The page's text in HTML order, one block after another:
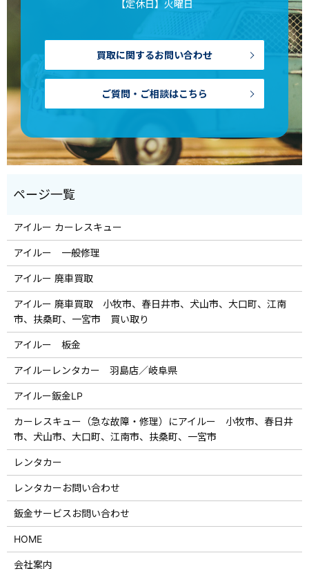
【定休日】火曜日
買取に関するお問い合わせ
ご質問・ご相談はこちら
アイルー カーレスキュー
アイルー 一般修理
アイルー 廃車買取
アイルー 廃車買取 小牧市、春日井市、犬山市、大口町、江南
市、扶桑町、一宮市 買い取り
アイルー 板金
アイルーレンタカー 羽島店／岐阜県
アイルー鈑金LP
カーレスキュー（急な故障・修理）にアイルー 小牧市、春日井
市、犬山市、大口町、江南市、扶桑町、一宮市
レンタカー
レンタカーお問い合わせ
鈑金サービスお問い合わせ
HOME
会社案内